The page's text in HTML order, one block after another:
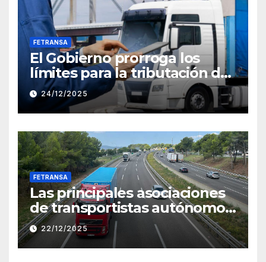
FETRANSA
El Gobierno prorroga los
límites para la tributación de
módulos en 2026
24/12/2025
FETRANSA
Las principales asociaciones
de transportistas autónomos
critican el incomprensible
silencio del Ministerio de
Hacienda con relación a la
22/12/2025